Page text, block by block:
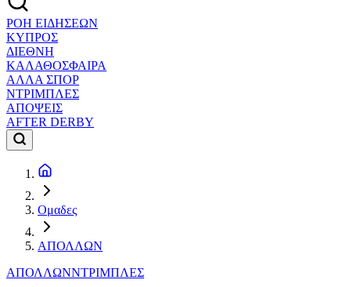
ΡΟΗ ΕΙΔΗΣΕΩΝ
ΚΥΠΡΟΣ
ΔΙΕΘΝΗ
ΚΑΛΑΘΟΣΦΑΙΡΑ
ΑΛΛΑ ΣΠΟΡ
ΝΤΡΙΜΠΛΕΣ
ΑΠΟΨΕΙΣ
AFTER DERBY
Ομαδες
ΑΠΟΛΛΩΝ
ΑΠΟΛΛΩΝΝΤΡΙΜΠΛΕΣ